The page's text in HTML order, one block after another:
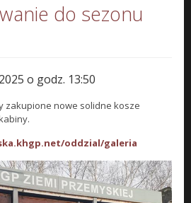
do sezonu
o godz. 13:50
zakupione nowe solidne kosze
oddzial/galeria